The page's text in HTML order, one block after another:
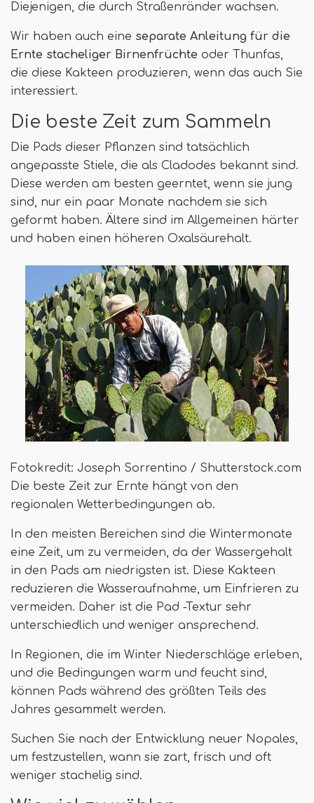
Diejenigen, die durch Straßenränder wachsen.
Wir haben auch eine separate Anleitung für die
Ernte stacheliger Birnenfrüchte oder Thunfas,
die diese Kakteen produzieren, wenn das auch Sie
interessiert.
Die beste Zeit zum Sammeln
Die Pads dieser Pflanzen sind tatsächlich
angepasste Stiele, die als Cladodes bekannt sind.
Diese werden am besten geerntet, wenn sie jung
sind, nur ein paar Monate nachdem sie sich
geformt haben. Ältere sind im Allgemeinen härter
und haben einen höheren Oxalsäurehalt.
Fotokredit: Joseph Sorrentino / Shutterstock.com
Die beste Zeit zur Ernte hängt von den
regionalen Wetterbedingungen ab.
In den meisten Bereichen sind die Wintermonate
eine Zeit, um zu vermeiden, da der Wassergehalt
in den Pads am niedrigsten ist. Diese Kakteen
reduzieren die Wasseraufnahme, um Einfrieren zu
vermeiden. Daher ist die Pad -Textur sehr
unterschiedlich und weniger ansprechend.
In Regionen, die im Winter Niederschläge erleben,
und die Bedingungen warm und feucht sind,
können Pads während des größten Teils des
Jahres gesammelt werden.
Suchen Sie nach der Entwicklung neuer Nopales,
um festzustellen, wann sie zart, frisch und oft
weniger stachelig sind.